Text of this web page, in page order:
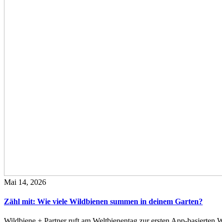
Mai 14, 2026
Zähl mit: Wie viele Wildbienen summen in deinem Garten?